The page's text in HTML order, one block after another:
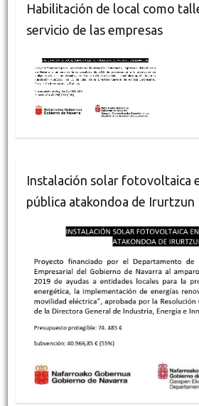
Habilitación de local como
servicio de las empresas
Instalación solar fotovoltaica
pública atakondoa de Irurtzun